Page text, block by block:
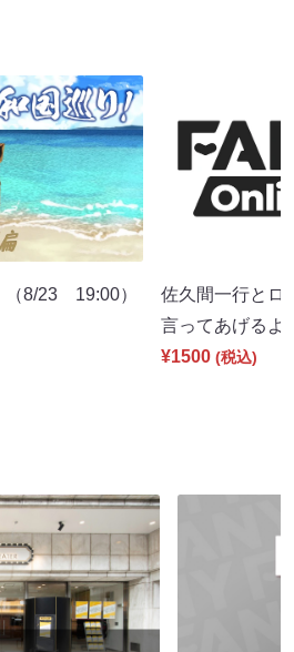
（8/23 19:00）
佐久間一行とロ
言ってあげる
¥1500 (税込)